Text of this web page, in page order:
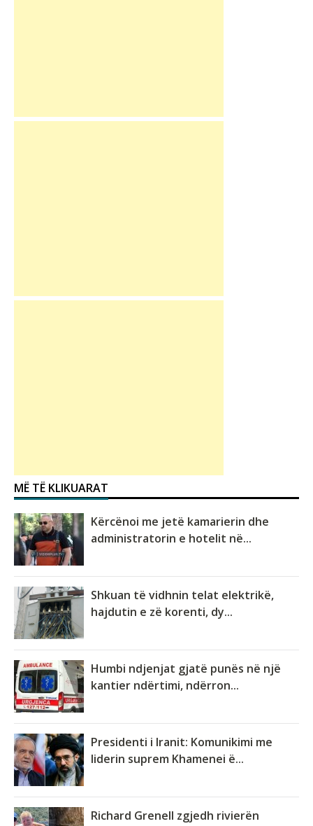
MË TË KLIKUARAT
Kërcënoi me jetë kamarierin dhe
administratorin e hotelit në...
Shkuan të vidhnin telat elektrikë,
hajdutin e zë korenti, dy...
Humbi ndjenjat gjatë punës në një
kantier ndërtimi, ndërron...
Presidenti i Iranit: Komunikimi me
liderin suprem Khamenei ë...
Richard Grenell zgjedh rivierën